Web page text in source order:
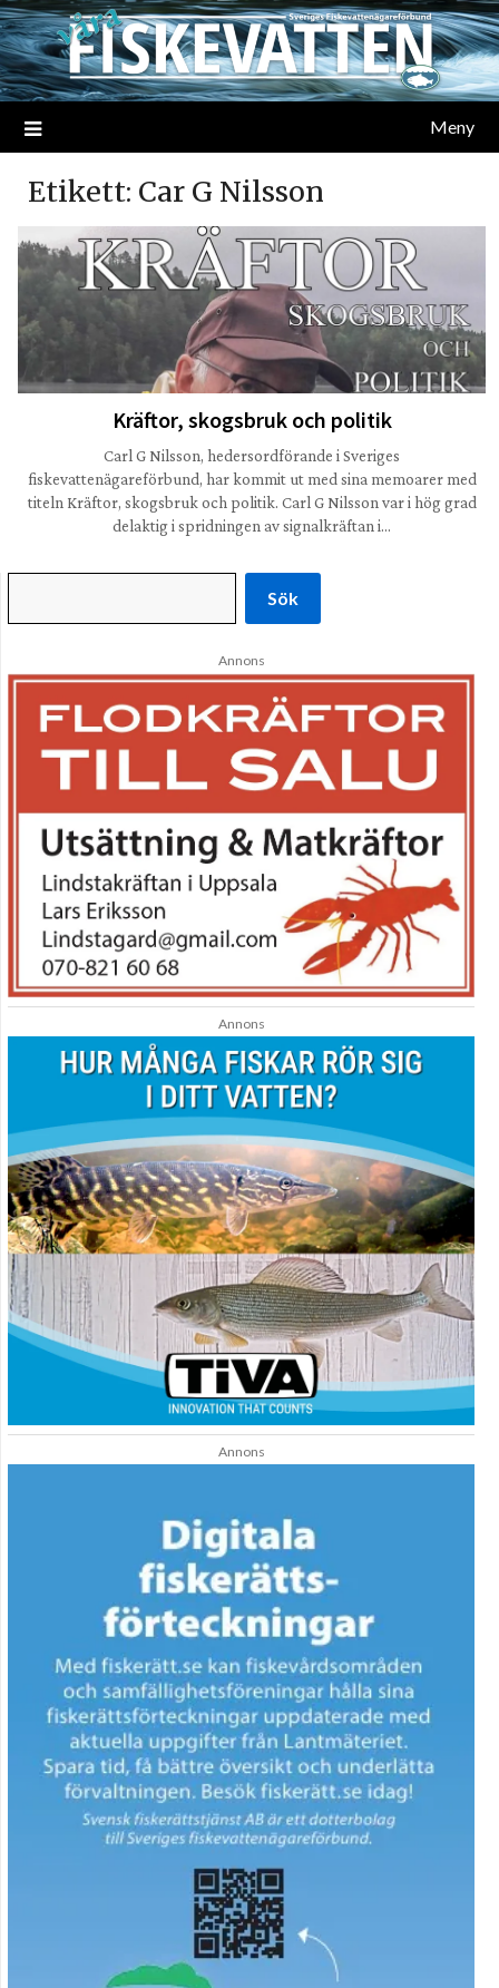
Meny
Etikett: Car G Nilsson
Kräftor, skogsbruk och politik
Carl G Nilsson, hedersordförande i Sveriges
fiskevattenägareförbund, har kommit ut med sina memoarer med
titeln Kräftor, skogsbruk och politik. Carl G Nilsson var i hög grad
delaktig i spridningen av signalkräftan i…
Sök
Annons
Annons
Annons